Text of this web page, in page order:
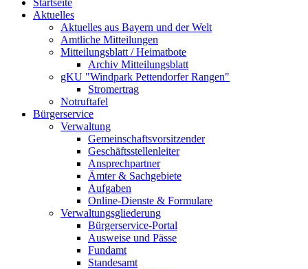
Startseite
Aktuelles
Aktuelles aus Bayern und der Welt
Amtliche Mitteilungen
Mitteilungsblatt / Heimatbote
Archiv Mitteilungsblatt
gKU "Windpark Pettendorfer Rangen"
Stromertrag
Notruftafel
Bürgerservice
Verwaltung
Gemeinschaftsvorsitzender
Geschäftsstellenleiter
Ansprechpartner
Ämter & Sachgebiete
Aufgaben
Online-Dienste & Formulare
Verwaltungsgliederung
Bürgerservice-Portal
Ausweise und Pässe
Fundamt
Standesamt